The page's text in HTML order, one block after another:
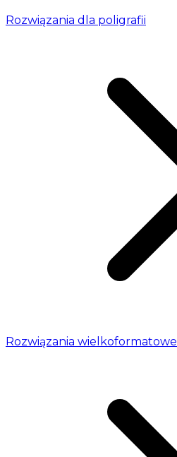
Rozwiązania dla poligrafii
Rozwiązania wielkoformatowe